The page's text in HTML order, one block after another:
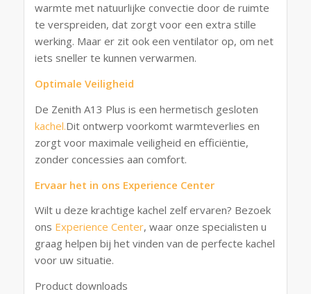
warmte met natuurlijke convectie door de ruimte
te verspreiden, dat zorgt voor een extra stille
werking. Maar er zit ook een ventilator op, om net
iets sneller te kunnen verwarmen.
Optimale Veiligheid
De Zenith A13 Plus is een hermetisch gesloten
kachel.Dit ontwerp voorkomt warmteverlies en
zorgt voor maximale veiligheid en efficiëntie,
zonder concessies aan comfort.
Ervaar het in ons Experience Center
Wilt u deze krachtige kachel zelf ervaren? Bezoek
ons Experience Center, waar onze specialisten u
graag helpen bij het vinden van de perfecte kachel
voor uw situatie.
Product downloads